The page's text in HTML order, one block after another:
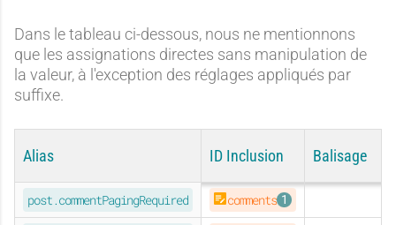
Dans le tableau ci-dessous, nous ne mentionnons
que les assignations directes sans manipulation de
la valeur, à l'exception des réglages appliqués par
suffixe.
Alias ID Inclusion Balisage
post.commentPagingRequired comments
ORIGINAL